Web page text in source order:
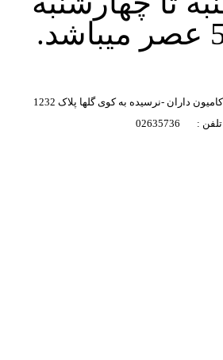
داران -نرسیده به کوی گلها پلاک 1232
تلفن : 02635736